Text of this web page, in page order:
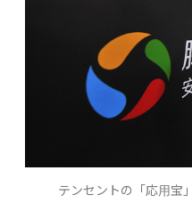
テンセントの「応用宝